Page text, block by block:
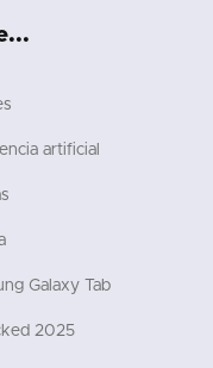
artificial
Galaxy Tab
2025